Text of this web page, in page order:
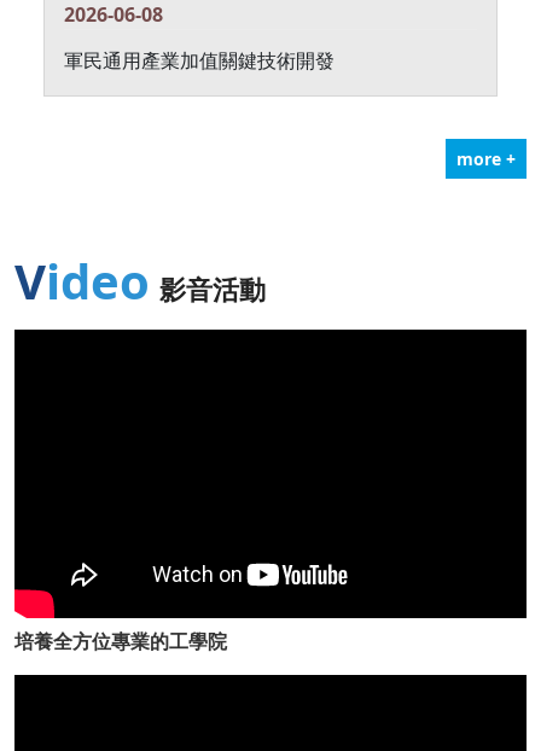
2026-06-08
軍民通用產業加值關鍵技術開發
more +
Video 影音活動
培養全方位專業的工學院